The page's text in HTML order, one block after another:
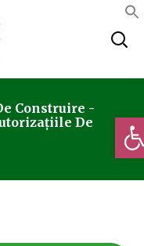
Construire -
De